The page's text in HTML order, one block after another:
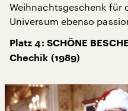
Weihnachtsgeschenk für
Universum ebenso
Platz 4: SCHÖNE
Chechik (1989)